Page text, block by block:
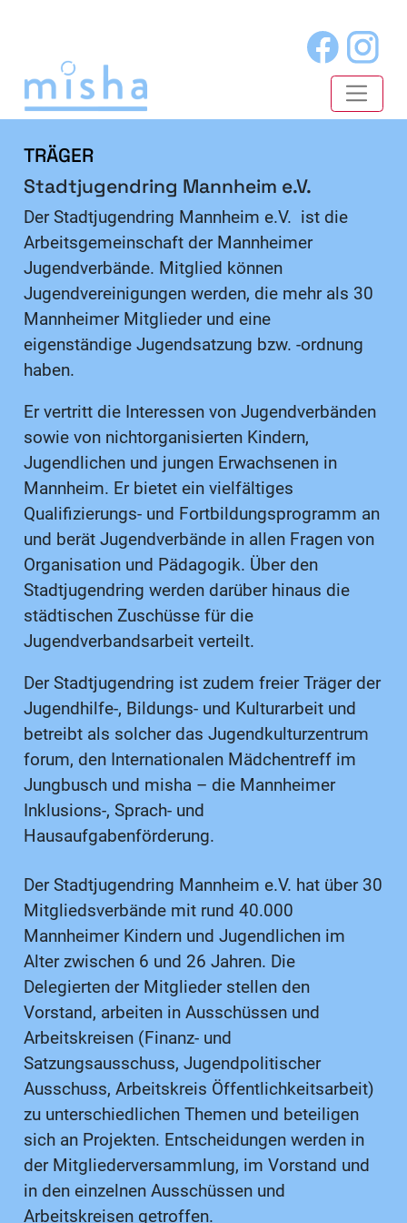
TRÄGER
Stadtjugendring Mannheim e.V.
Der Stadtjugendring Mannheim e.V. ist die
Arbeitsgemeinschaft der Mannheimer
Jugendverbände. Mitglied können
Jugendvereinigungen werden, die mehr als 30
Mannheimer Mitglieder und eine
eigenständige Jugendsatzung bzw. -ordnung
haben.
Er vertritt die Interessen von Jugendverbänden
sowie von nichtorganisierten Kindern,
Jugendlichen und jungen Erwachsenen in
Mannheim. Er bietet ein vielfältiges
Qualifizierungs- und Fortbildungsprogramm an
und berät Jugendverbände in allen Fragen von
Organisation und Pädagogik. Über den
Stadtjugendring werden darüber hinaus die
städtischen Zuschüsse für die
Jugendverbandsarbeit verteilt.
Der Stadtjugendring ist zudem freier Träger der
Jugendhilfe-, Bildungs- und Kulturarbeit und
betreibt als solcher das Jugendkulturzentrum
forum, den Internationalen Mädchentreff im
Jungbusch und misha – die Mannheimer
Inklusions-, Sprach- und
Hausaufgabenförderung.
Der Stadtjugendring Mannheim e.V. hat über 30
Mitgliedsverbände mit rund 40.000
Mannheimer Kindern und Jugendlichen im
Alter zwischen 6 und 26 Jahren. Die
Delegierten der Mitglieder stellen den
Vorstand, arbeiten in Ausschüssen und
Arbeitskreisen (Finanz- und
Satzungsausschuss, Jugendpolitischer
Ausschuss, Arbeitskreis Öffentlichkeitsarbeit)
zu unterschiedlichen Themen und beteiligen
sich an Projekten. Entscheidungen werden in
der Mitgliederversammlung, im Vorstand und
in den einzelnen Ausschüssen und
Arbeitskreisen getroffen.